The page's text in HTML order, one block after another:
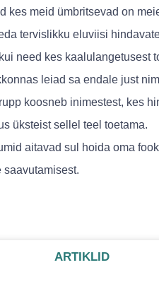
kes meid ümbritsevad on
tervislikku eluviisi
need kes kaalulangetusest
leiad sa endale just
koosneb inimestest, kes
üksteist sellel teel toetama.
aitavad sul hoida oma
saavutamisest.
ARTIKLID